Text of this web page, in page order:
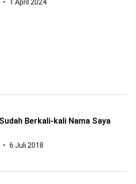
1 April 2024
Berkali-kali Nama Saya
6 Juli 2018